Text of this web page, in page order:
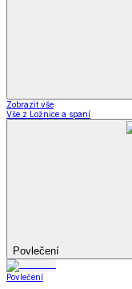
Zobrazit vše
Vše z Ložnice a spaní
Povlečení
Povlečení